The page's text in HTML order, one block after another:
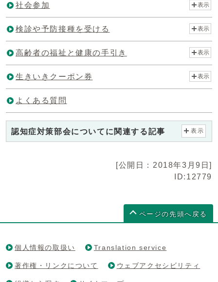
社会参加 表示
検診や予防接種を受ける 表示
高齢者の福祉と健康の手引き 表示
生きいきクーポン券 表示
よくある質問
認知症対策部会についてに関連する記事 表示
[公開日：2018年3月9日]
ID:12779
ページの先頭へ戻る
個人情報の取扱い Translation service
著作権・リンクについて ウェブアクセシビリティ